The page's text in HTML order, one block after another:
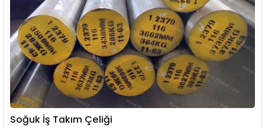
Soğuk İş Takım Çeliği